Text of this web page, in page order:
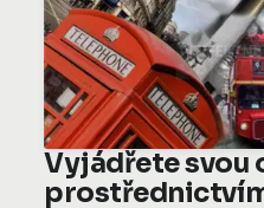
Vyjádřete svou